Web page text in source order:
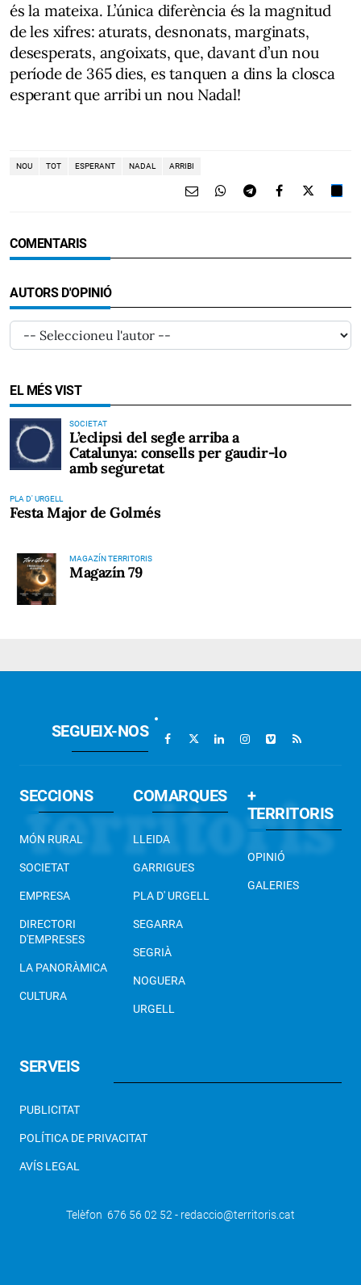
és la mateixa. L’única diferència és la magnitud
de les xifres: aturats, desnonats, marginats,
desesperats, angoixats, que, davant d’un nou
període de 365 dies, es tanquen a dins la closca
esperant que arribi un nou Nadal!
NOU TOT ESPERANT NADAL ARRIBI
COMENTARIS
AUTORS D'OPINIÓ
EL MÉS VIST
SOCIETAT
L’eclipsi del segle arriba a
Catalunya: consells per gaudir-lo
amb seguretat
PLA D' URGELL
Festa Major de Golmés
MAGAZÍN TERRITORIS
Magazín 79
SEGUEIX-NOS
SECCIONS
MÓN RURAL
SOCIETAT
EMPRESA
DIRECTORI
D'EMPRESES
LA PANORÀMICA
CULTURA
COMARQUES
LLEIDA
GARRIGUES
PLA D' URGELL
SEGARRA
SEGRIÀ
NOGUERA
URGELL
+
TERRITORIS
OPINIÓ
GALERIES
SERVEIS
PUBLICITAT
POLÍTICA DE PRIVACITAT
AVÍS LEGAL
Telèfon 676 56 02 52 - redaccio@territoris.cat